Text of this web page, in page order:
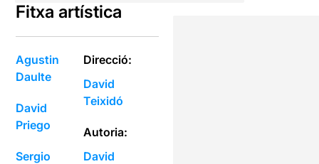
Fitxa artística
Agustin
Daulte
David
Priego
Sergio
Direcció:
David
Teixidó
Autoria:
David